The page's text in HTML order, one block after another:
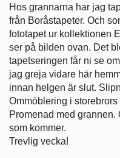
Hos grannarna har jag
från Boråstapeter. Och
fototapet ur kollektionen
ser på bilden ovan. Det
tapetseringen får ni se
jag greja vidare här
innan helgen är slut.
Ommöblering i
Promenad med
som kommer.
Trevlig vecka!